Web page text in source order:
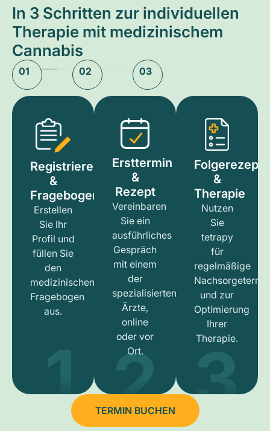
In 3 Schritten zur individuellen
Therapie mit medizinischem
Cannabis
01 02 03
Registrieren
&
Fragebogen
Erstellen
Sie Ihr
Profil und
füllen Sie
den
medizinischen
Fragebogen
aus.
1
Ersttermin
&
Rezept
Vereinbaren
Sie ein
ausführliches
Gespräch
mit einem
der
spezialisierten
Ärzte,
online
oder vor
Ort.
2
Folgerezept
&
Therapie
Nutzen
Sie
tetrapy
für
regelmäßige
und zur
Optimierung
Ihrer
Therapie.
3
TERMIN BUCHEN